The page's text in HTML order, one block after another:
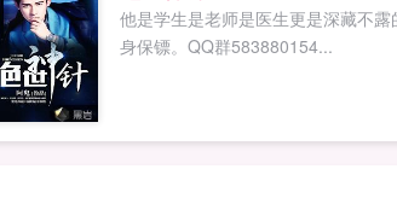
八掌六脉神剑北冥神功独孤九剑...
他是学生是老师是医生更是深藏不露
身保镖。QQ群583880154...